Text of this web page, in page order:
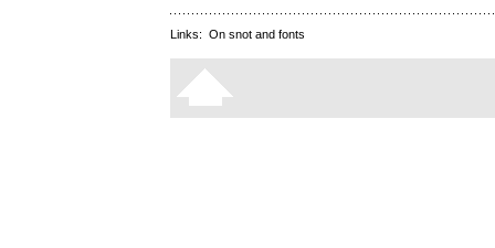
Links: On snot and fonts